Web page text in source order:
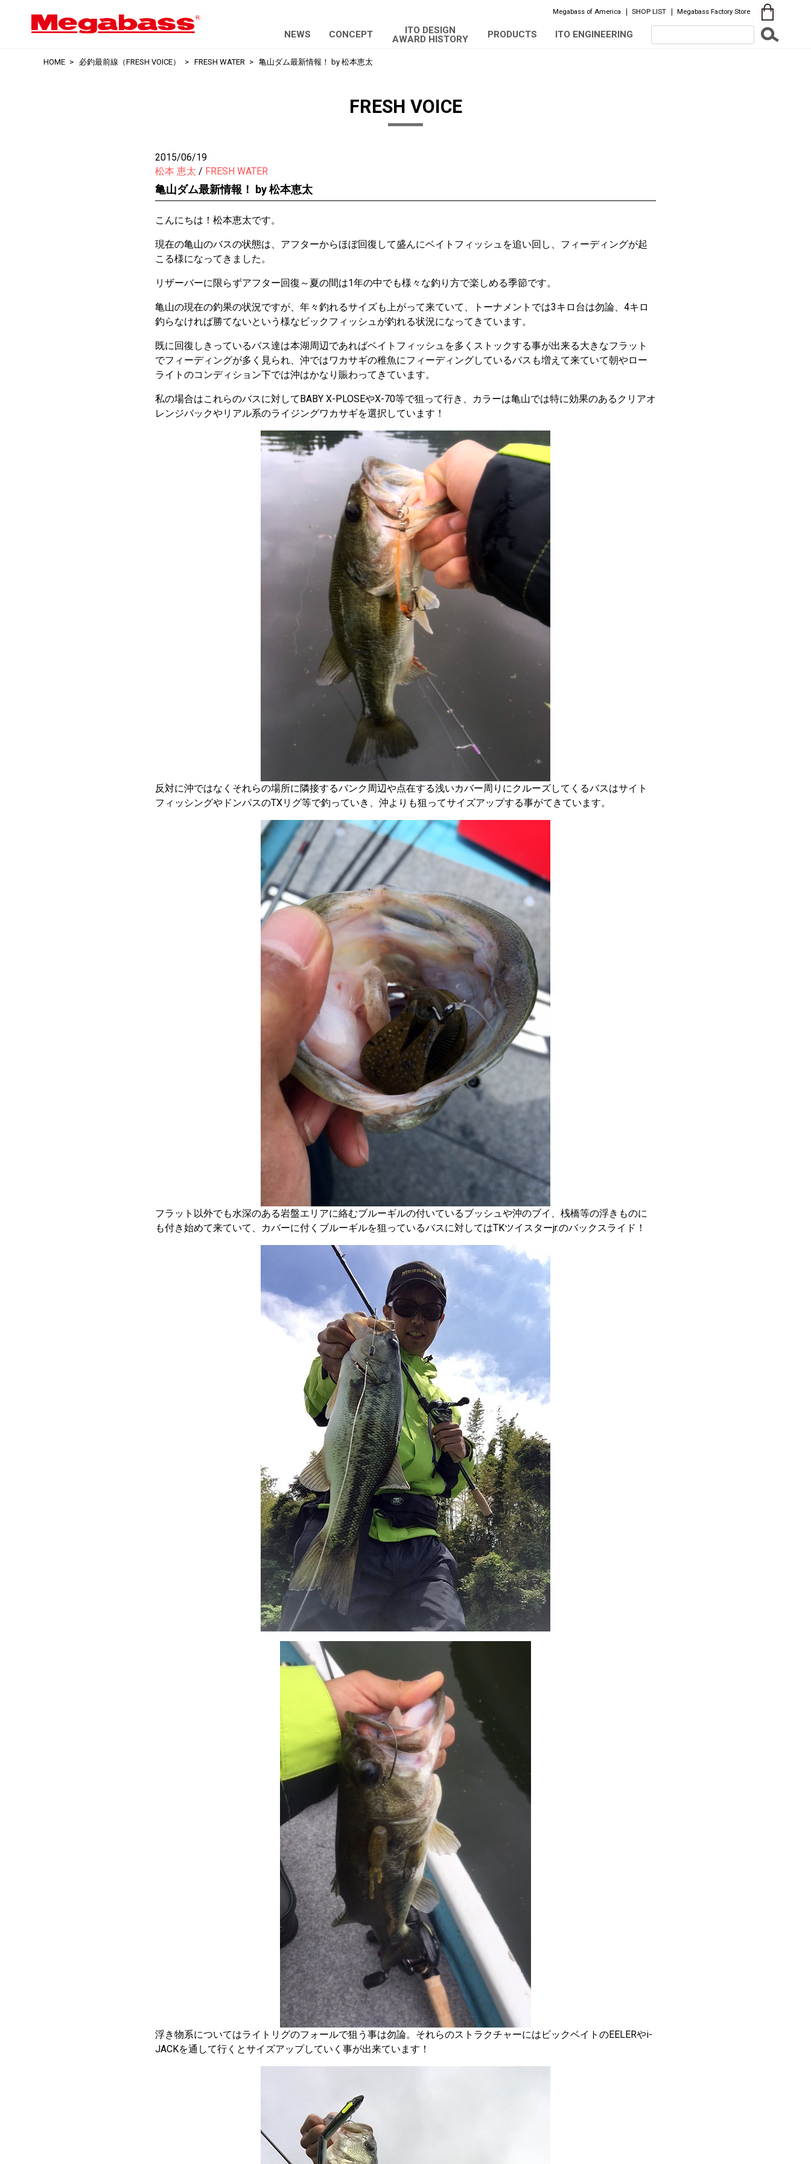
Megabass of America SHOP LIST Megabass Factory Store
NEWS CONCEPT
ITO DESIGN
AWARD HISTORY
PRODUCTS ITO ENGINEERING
HOME 必釣最前線（FRESH VOICE） FRESH WATER 亀山ダム最新情報！ by 松本恵太
FRESH VOICE
2015/06/19
松本 恵太
FRESH WATER
亀山ダム最新情報！ by 松本恵太
こんにちは！松本恵太です。
現在の亀山のバスの状態は、アフターからほぼ回復して盛んにベイトフィッシュを追い回し、フィーディングが起
こる様になってきました。
リザーバーに限らずアフター回復～夏の間は1年の中でも様々な釣り方で楽しめる季節です。
亀山の現在の釣果の状況ですが、年々釣れるサイズも上がって来ていて、トーナメントでは3キロ台は勿論、4キロ
釣らなければ勝てないという様なビックフィッシュが釣れる状況になってきています。
既に回復しきっているバス達は本湖周辺であればベイトフィッシュを多くストックする事が出来る大きなフラット
でフィーディングが多く見られ、沖ではワカサギの稚魚にフィーディングしているバスも増えて来ていて朝やロー
ライトのコンディション下では沖はかなり賑わってきています。
私の場合はこれらのバスに対してBABY X-PLOSEやX-70等で狙って行き、カラーは亀山では特に効果のあるクリアオ
レンジバックやリアル系のライジングワカサギを選択しています！
反対に沖ではなくそれらの場所に隣接するバンク周辺や点在する浅いカバー周りにクルーズしてくるバスはサイト
フィッシングやドンパスのTXリグ等で釣っていき、沖よりも狙ってサイズアップする事がてきています。
フラット以外でも水深のある岩盤エリアに絡むブルーギルの付いているブッシュや沖のブイ、桟橋等の浮きものに
も付き始めて来ていて、カバーに付くブルーギルを狙っているバスに対してはTKツイスターjr.のバックスライド！
浮き物系についてはライトリグのフォールで狙う事は勿論。それらのストラクチャーにはビックベイトのEELERやi-
JACKを通して行くとサイズアップしていく事が出来ています！